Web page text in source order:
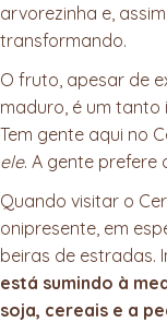
arvorezinha e,
transformando.
O fruto, apesar de
maduro, é um tanto
Tem gente aqui no
ele. A gente prefere
Quando visitar o
onipresente, em
beiras de estradas.
está sumindo à
soja, cereais e a